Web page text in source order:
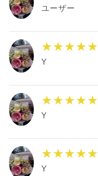
ユーザー
★★★★★
Y
★★★★★
Y
★★★★★
Y